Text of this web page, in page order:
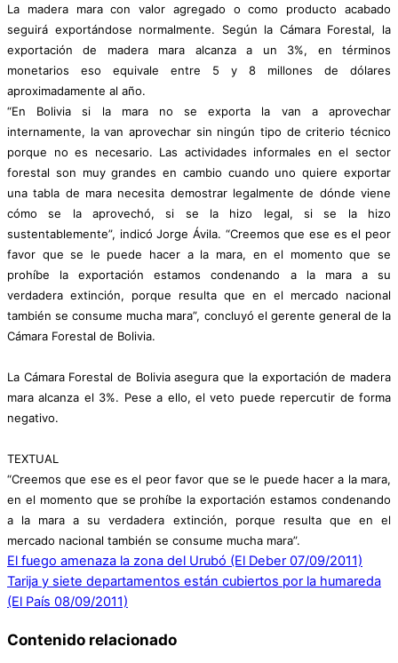
La madera mara con valor agregado o como producto acabado
seguirá exportándose normalmente. Según la Cámara Forestal, la
exportación de madera mara alcanza a un 3%, en términos
monetarios eso equivale entre 5 y 8 millones de dólares
aproximadamente al año.
“En Bolivia si la mara no se exporta la van a aprovechar
internamente, la van aprovechar sin ningún tipo de criterio técnico
porque no es necesario. Las actividades informales en el sector
forestal son muy grandes en cambio cuando uno quiere exportar
una tabla de mara necesita demostrar legalmente de dónde viene
cómo se la aprovechó, si se la hizo legal, si se la hizo
sustentablemente”, indicó Jorge Ávila. “Creemos que ese es el peor
favor que se le puede hacer a la mara, en el momento que se
prohíbe la exportación estamos condenando a la mara a su
verdadera extinción, porque resulta que en el mercado nacional
también se consume mucha mara”, concluyó el gerente general de la
Cámara Forestal de Bolivia.
La Cámara Forestal de Bolivia asegura que la exportación de madera
mara alcanza el 3%. Pese a ello, el veto puede repercutir de forma
negativo.
TEXTUAL
“Creemos que ese es el peor favor que se le puede hacer a la mara,
en el momento que se prohíbe la exportación estamos condenando
a la mara a su verdadera extinción, porque resulta que en el
mercado nacional también se consume mucha mara”.
El fuego amenaza la zona del Urubó (El Deber 07/09/2011)
Tarija y siete departamentos están cubiertos por la humareda
(El País 08/09/2011)
Contenido relacionado